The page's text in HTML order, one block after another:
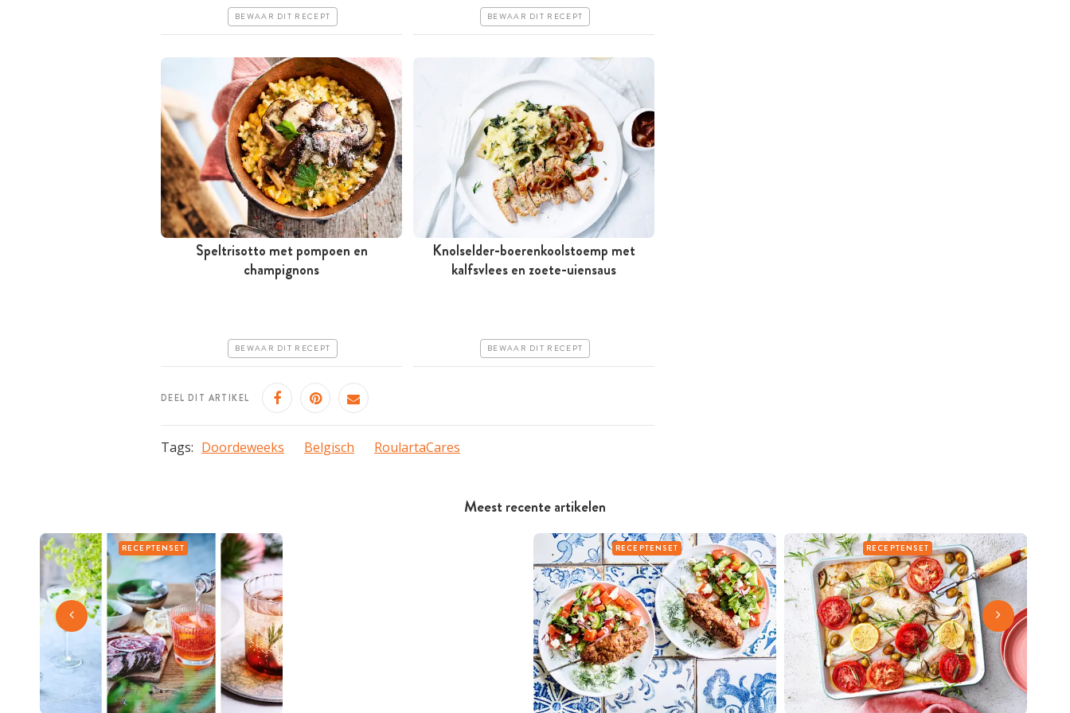
Meest recente artikelen
RECEPTENSET RECEPTENSET RECEPTENSET
BEWAAR DIT RECEPT BEWAAR DIT RECEPT
Tussen 30 minuten en 1 uur
Speltrisotto met pompoen en
champignons
BEWAAR DIT RECEPT
Tussen 30 minuten en 1 uur
Knolselder-boerenkoolstoemp met
kalfsvlees en zoete-uiensaus
BEWAAR DIT RECEPT
DEEL DIT ARTIKEL
Tags: Doordeweeks Belgisch RoulartaCares